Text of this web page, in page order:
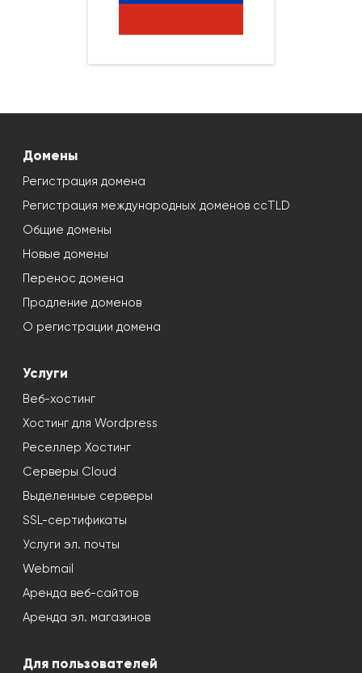
Домены
Регистрация домена
Регистрация международных доменов ccTLD
Общие домены
Новые домены
Перенос домена
Продление доменов
О регистрации домена
Услуги
Веб-хостинг
Хостинг для Wordpress
Реселлер Хостинг
Серверы Cloud
Выделенные серверы
SSL-сертификаты
Услуги эл. почты
Webmail
Аренда веб-сайтов
Аренда эл. магазинов
Для пользователей